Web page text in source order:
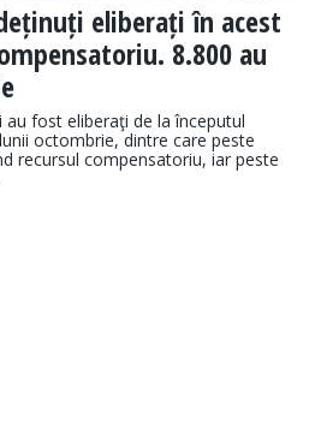
eliberați în acest
8.800 au
au fost eliberaţi de la începutul
octombrie, dintre care peste
recursul compensatoriu, iar peste